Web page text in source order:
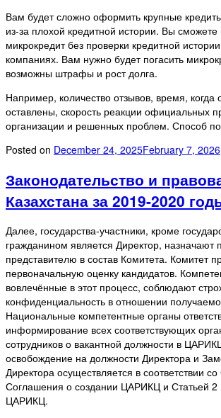
Вам будет сложно оформить крупные
из-за плохой кредитной истории. Вы сможете
микрокредит без проверки кредитной
компаниях. Вам нужно будет погасить
возможны штрафы и рост долга.
Например, количество отзывов, время, когда
оставлены, скорость реакции официальных
организации и решенных проблем. Способ
Posted on December 24, 2025February 7, 2026
Законодательство и
Казахстана за 2019-2020
Далее, государства-участники, кроме
гражданином является Директор, назначают
представителю в состав Комитета. Комитет
первоначальную оценку кандидатов.
вовлечённые в этот процесс, соблюдают
конфиденциальность в отношении
Национальные компетентные органы
информирование всех соответствующих
сотрудников о вакантной должности в
освобождение на должности Директора и
Директора осуществляется в соответствии
Соглашения о создании ЦАРИКЦ и Статьей
ЦАРИКЦ.